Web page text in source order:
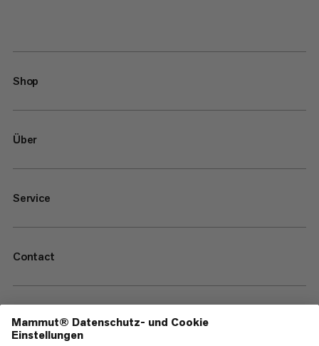
Shop
Über
Service
Contact